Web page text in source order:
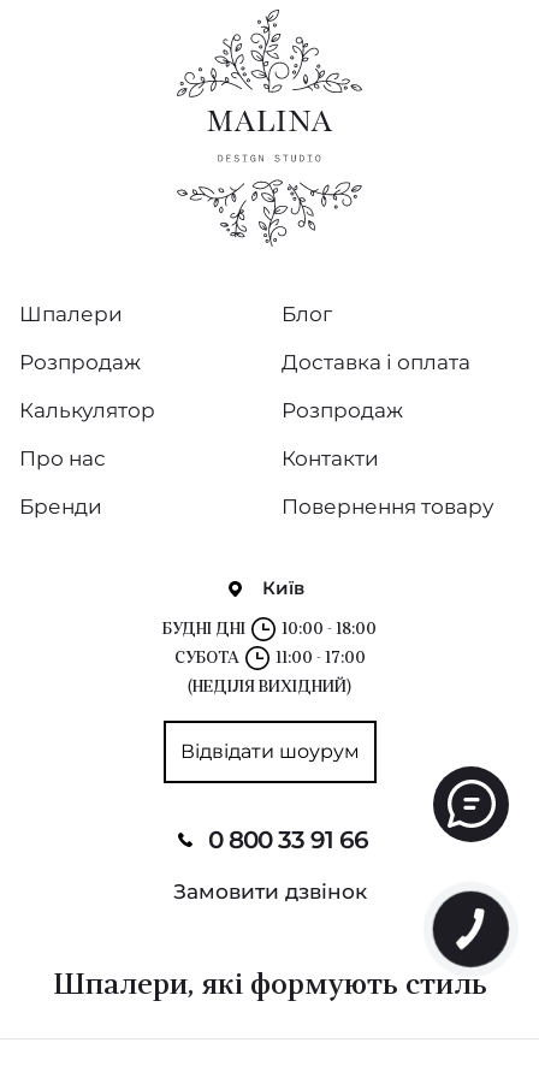
Київ
БУДНІ ДНІ
10:00 - 18:00
СУБОТА
11:00 - 17:00
(НЕДІЛЯ ВИХІДНИЙ)
Відвідати шоурум
0 800 33 91 66
Замовити дзвінок
Шпалери
Розпродаж
Калькулятор
Про нас
Бренди
Блог
Доставка і оплата
Розпродаж
Контакти
Повернення товару
Шпалери, які формують стиль